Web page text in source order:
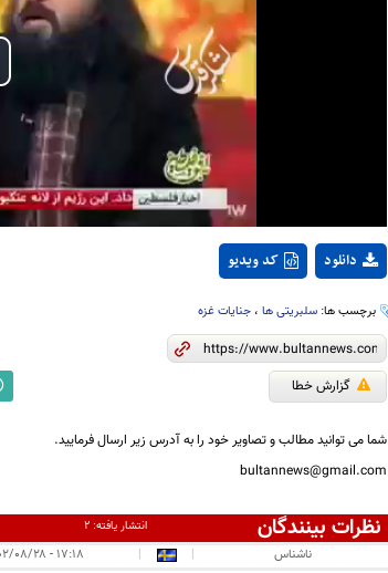
کد ویدیو دانلود
برچسب ها: سلبریتی ها، جنایات غزه
گزارش خطا
شما می توانید مطالب و تصاویر خود را به آدرس زیر ارسال فرمایید.
bultannews@gmail.com
نظرات بینندگان انتشار یافته:۲
ناشناس |
| ۱۷:۱۸ - ۱۴۰۲/۰۸/۲۸